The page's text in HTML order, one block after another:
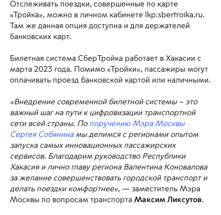
Отслеживать поездки, совершенные по карте
«Тройка», можно в личном кабинете lkp.sbertroika.ru.
Там же данная опция доступна и для держателей
банковских карт.
Билетная система СберТройка работает в Хакасии с
марта 2023 года. Помимо «Тройки», пассажиры могут
оплачивать проезд банковской картой или наличными.
«Внедрение современной билетной системы – это
важный шаг на пути к цифровизации транспортной
сети всей страны. Попоручению Мэра Москвы
Сергея Собянинамы делимся с регионами опытом
запуска самых инновационных пассажирских
сервисов. Благодарим руководство Республики
Хакасия и лично главу региона Валентина Коновалова
за желание совершенствовать городской транспорт и
делать поездки комфортнее», — заместитель Мэра
Москвы по вопросам транспорта Максим Ликсутов.